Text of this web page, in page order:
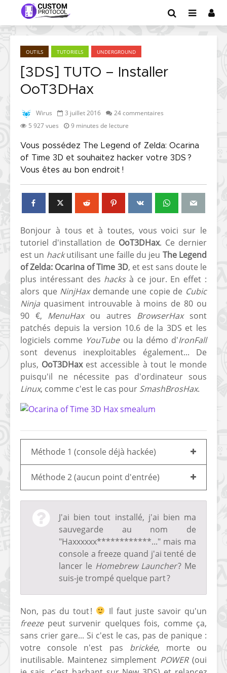
OUTILS TUTORIELS UNDERGROUND
[3DS] TUTO – Installer
OoT3DHax
Wirus 3 juillet 2016
24 commentaires
5 927 vues
9 minutes de lecture
Vous possédez The Legend of Zelda: Ocarina
of Time 3D et souhaitez hacker votre 3DS ?
Vous êtes au bon endroit !
Bonjour à tous et à toutes, vous voici sur le
tutoriel d'installation de OoT3DHax. Ce dernier
est un hackutilisant une faille du jeu The Legend
of Zelda: Ocarina of Time 3D, et est sans doute le
plus intéressant des hacksà ce jour. En effet :
alors que NinjHaxdemande une copie de Cubic
Ninjaquasiment introuvable à moins de 80 ou
90 €, MenuHaxou autres BrowserHaxsont
patchés depuis la version 10.6 de la 3DS et les
logiciels comme YouTubeou la démo d'IronFall
sont devenus inexploitables également... De
plus, OoT3DHaxest accessible à tout le monde
puisqu'il ne nécessite pas d'ordinateur sous
Linux, comme c'est le cas pour SmashBrosHax.
Méthode 1 (console déjà hackée)
Méthode 2 (aucun point d'entrée)
J'ai bien tout installé, j'ai bien ma
sauvegarde au nom de
"Haxxxxxx************..." mais ma
console a freeze quand j'ai tenté de
lancer le Homebrew Launcher? Me
suis-je trompé quelque part ?
Non, pas du tout !
Il faut juste savoir qu'un
freezepeut survenir quelques fois, comme ça,
sans crier gare... Si c'est le cas, pas de panique :
votre console n'est pas brickée, morte ou
inutilisable. Maintenez simplement POWER (oui
[Vita] Ouverture de
KyûHEN, le nouveau
concours de
homebrews
désormais
possible avec Baryon
Sweeper !
[PS4] TUTO - Hacker
/ Jailbreaker sa PS4
nouveaux
SX Lite
prévoir
de test
TUTO -
jouer à